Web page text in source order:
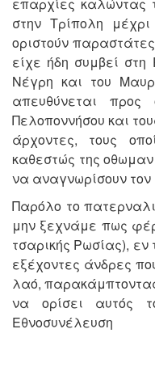
επαρχίες καλώντας
στην Τρίπολη
οριστούν
είχε ήδη συμβεί
Νέγρη και του
απευθύνεται προς
Πελοποννήσου και
άρχοντες, τους
καθεστώς της
να αναγνωρίσουν τον
Παρόλο το
μην ξεχνάμε πως
τσαρικής Ρωσίας), εν
εξέχοντες άνδρες
λαό,
να ορίσει αυτός
Εθνοσυνέλευση